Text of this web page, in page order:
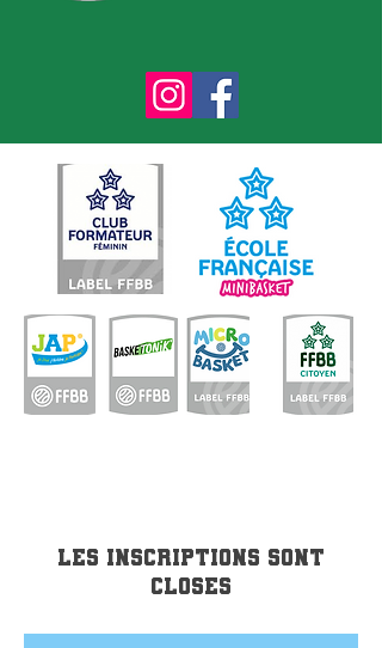
Les inscriptions sont
closes